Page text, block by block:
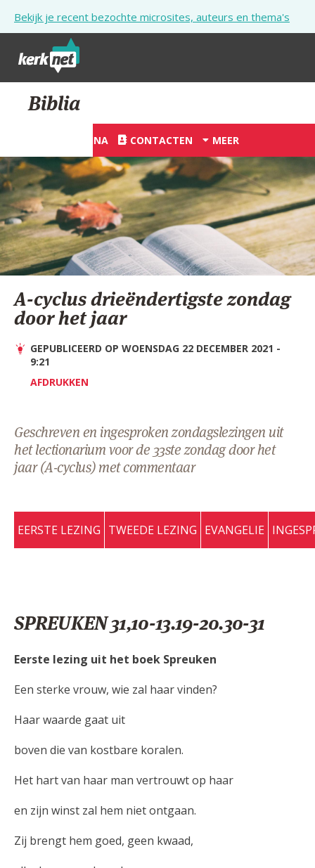
Bekijk je recent bezochte microsites, auteurs en thema's
STARTPAGINA
KERK
VIERINGEN
SHOP
ZOEKEN
HULP
STARTPAGINA PORTAAL
MIJN PAROCHIE
AANMELDEN OF REGISTREREN
Biblia
STARTPAGINA CONTACTEN MEER
A-cyclus drieëndertigste zondag
door het jaar
GEPUBLICEERD OP WOENSDAG 22 DECEMBER 2021 -
9:21
AFDRUKKEN
Geschreven en ingesproken zondagslezingen uit
het lectionarium voor de 33ste zondag door het
jaar (A-cyclus) met commentaar
EERSTE LEZING TWEEDE LEZING EVANGELIE
SPREUKEN 31,10-13.19-20.30-31
Eerste lezing uit het boek Spreuken
Een sterke vrouw, wie zal haar vinden?
Haar waarde gaat uit
boven die van kostbare koralen.
Het hart van haar man vertrouwt op haar
en zijn winst zal hem niet ontgaan.
Zij brengt hem goed, geen kwaad,